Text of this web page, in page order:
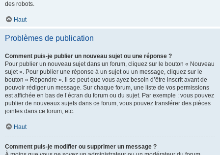
des robots.
Haut
Problèmes de publication
Comment puis-je publier un nouveau sujet ou une réponse ?
Pour publier un nouveau sujet dans un forum, cliquez sur le bouton « Nouveau
sujet ». Pour publier une réponse à un sujet ou un message, cliquez sur le
bouton « Répondre ». Il se peut que vous ayez besoin d’être inscrit avant de
pouvoir rédiger un message. Sur chaque forum, une liste de vos permissions
est affichée en bas de l’écran du forum ou du sujet. Par exemple : vous pouvez
publier de nouveaux sujets dans ce forum, vous pouvez transférer des pièces
jointes dans ce forum, etc.
Haut
Comment puis-je modifier ou supprimer un message ?